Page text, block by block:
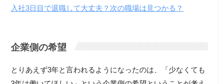
入社3日目で退職して大丈夫？次の職場は見つかる？
企業側の希望
とりあえず3年と言われるようになったのは、「少なくても